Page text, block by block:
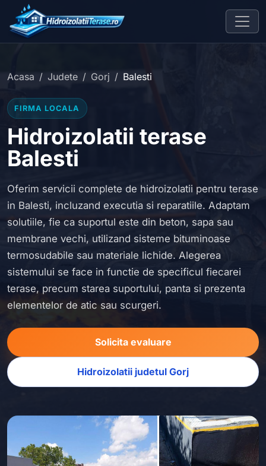
Acasa Judete Gorj Balesti
FIRMA LOCALA
Hidroizolatii terase
Balesti
Oferim servicii complete de hidroizolatii pentru terase
in Balesti, incluzand executia si reparatiile. Adaptam
solutiile, fie ca suportul este din beton, sapa sau
membrane vechi, utilizand sisteme bituminoase
termosudabile sau materiale lichide. Alegerea
sistemului se face in functie de specificul fiecarei
terase, precum starea suportului, panta si prezenta
elementelor de atic sau scurgeri.
Solicita evaluare
Hidroizolatii judetul Gorj